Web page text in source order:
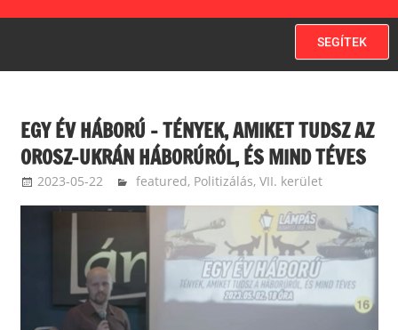
SEGÍTEK
EGY ÉV HÁBORÚ – TÉNYEK, AMIKET TUDSZ AZ
OROSZ-UKRÁN HÁBORÚRÓL, ÉS MIND TÉVES
2023-05-22 langdavid
featured, Politizálás, VII. kerület